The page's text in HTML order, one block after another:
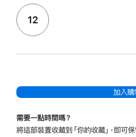
12
加入購
需要一點時間嗎？
將這部裝置收藏到「你的收藏」，即可